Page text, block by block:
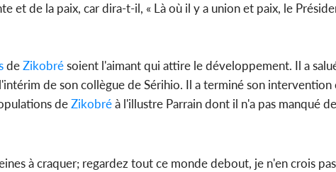
et de la paix, car dira-t-il, « Là où il y a union et paix, le
deZikobrésoient l'aimant qui attire le développement. Il a
de son collègue de Sérihio. Il a terminé son
deZikobréà l'illustre Parrain dont il n'a pas manqué
à craquer; regardez tout ce monde debout, je n'en crois